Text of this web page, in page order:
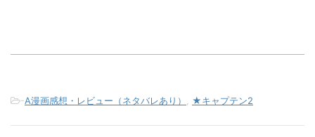
-A漫画感想・レビュー（ネタバレあり） ★キャプテン2